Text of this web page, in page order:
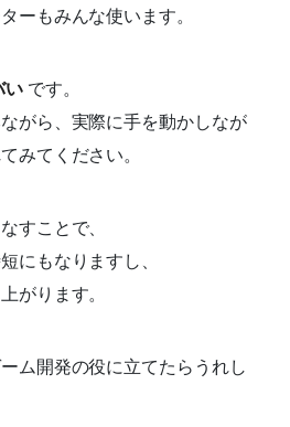
ーもみんな使います。
いです。
がら、実際に手を動かしなが
みてください。
すことで、
にもなりますし、
がります。
ム開発の役に立てたらうれし